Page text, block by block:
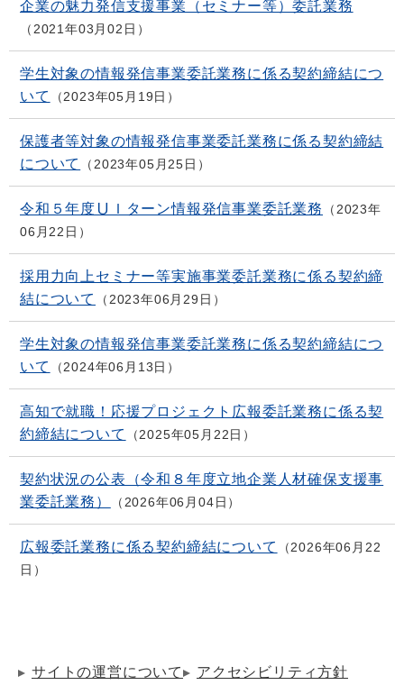
企業の魅力発信支援事業（セミナー等）委託業務
2021年03月02日
学生対象の情報発信事業委託業務に係る契約締結につ
いて
2023年05月19日
保護者等対象の情報発信事業委託業務に係る契約締結
について
2023年05月25日
令和５年度ＵＩターン情報発信事業委託業務
2023年
06月22日
採用力向上セミナー等実施事業委託業務に係る契約締
結について
2023年06月29日
学生対象の情報発信事業委託業務に係る契約締結につ
いて
2024年06月13日
高知で就職！応援プロジェクト広報委託業務に係る契
約締結について
2025年05月22日
契約状況の公表（令和８年度立地企業人材確保支援事
業委託業務）
2026年06月04日
広報委託業務に係る契約締結について
2026年06月22
日
サイトの運営について
アクセシビリティ方針